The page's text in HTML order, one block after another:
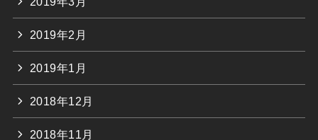
2019年2月
2019年1月
2018年12月
2018年11月